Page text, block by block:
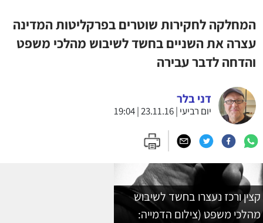
המחלקה לחקירות שוטרים בפרקליטות המדינה
עצרה את השניים בחשד לשיבוש מהלכי משפט
והדחה לדבר עבירה
דני בלר
יום רביעי | 23.11.16 | 19:04
קצין ורכז נעצרו בחשד לשיבוש
מהלכי משפט (צילום הדמייה: